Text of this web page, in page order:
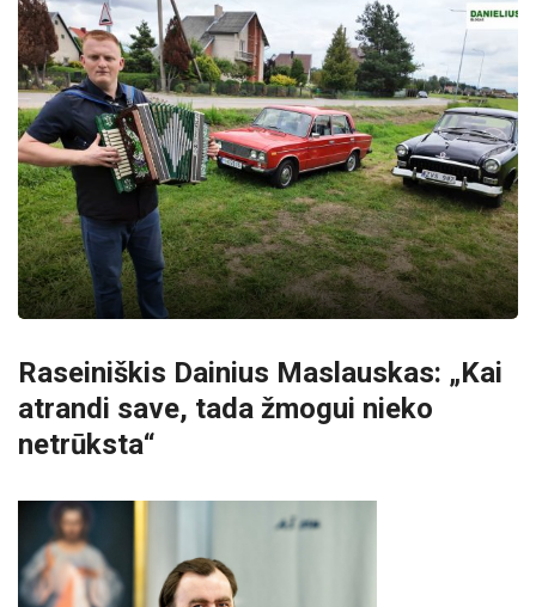
Raseiniškis Dainius Maslauskas: „Kai
atrandi save, tada žmogui nieko
netrūksta“